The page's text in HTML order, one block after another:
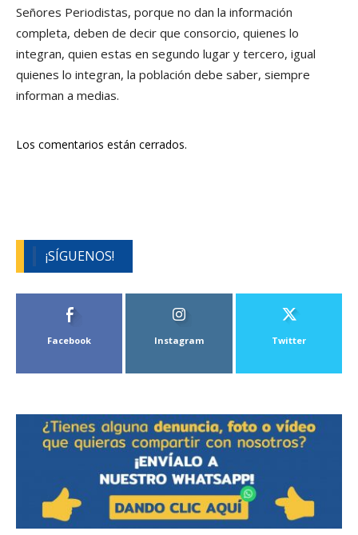
Señores Periodistas, porque no dan la información
completa, deben de decir que consorcio, quienes lo
integran, quien estas en segundo lugar y tercero, igual
quienes lo integran, la población debe saber, siempre
informan a medias.
Los comentarios están cerrados.
¡SÍGUENOS!